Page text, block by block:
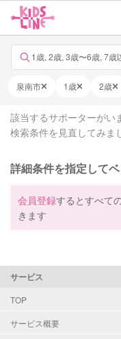
1歳, 2歳, 3歳〜6歳, 7歳
泉南市 1歳 2歳
該当するサポーターがい
検索条件を見直してみま
詳細条件を指定して
会員登録するとすべて
きます
サービス
TOP
サービス概要